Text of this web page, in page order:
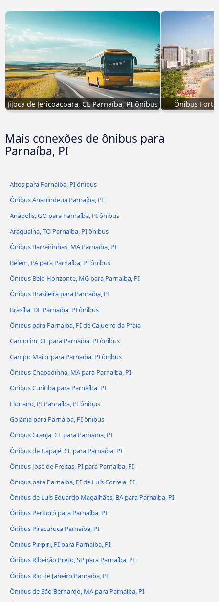
Jijoca de Jericoacoara, CE Parnaíba, PI ônibus Ônibus
Mais conexões de ônibus para
Parnaíba, PI
Altos para Parnaíba, PI ônibus
Ônibus Ananindeua Parnaíba, PI
Anápolis, GO para Parnaíba, PI ônibus
Araguaína, TO Parnaíba, PI ônibus
Ônibus Barreirinhas, MA Parnaíba, PI
Belém, PA para Parnaíba, PI ônibus
Ônibus Belo Horizonte, MG para Parnaíba, PI
Ônibus Brasileira para Parnaíba, PI
Brasília, DF Parnaíba, PI ônibus
Ônibus para Parnaíba, PI de Cajueiro da Praia
Camocim, CE para Parnaíba, PI ônibus
Campo Maior para Parnaíba, PI ônibus
Ônibus Chapadinha, MA para Parnaíba, PI
Ônibus Curitiba para Parnaíba, PI
Floriano, PI Parnaíba, PI ônibus
Goiânia para Parnaíba, PI ônibus
Ônibus Granja, CE para Parnaíba, PI
Ônibus de Itapajé, CE para Parnaíba, PI
Ônibus José de Freitas, PI para Parnaíba, PI
Ônibus para Parnaíba, PI de Luís Correia, PI
Ônibus de Luís Eduardo Magalhães, BA para Parnaíba, PI
Ônibus Peritoró para Parnaíba, PI
Ônibus Piracuruca Parnaíba, PI
Ônibus Piripiri, PI para Parnaíba, PI
Ônibus Ribeirão Preto, SP para Parnaíba, PI
Ônibus Rio de Janeiro Parnaíba, PI
Ônibus de São Bernardo, MA para Parnaíba, PI